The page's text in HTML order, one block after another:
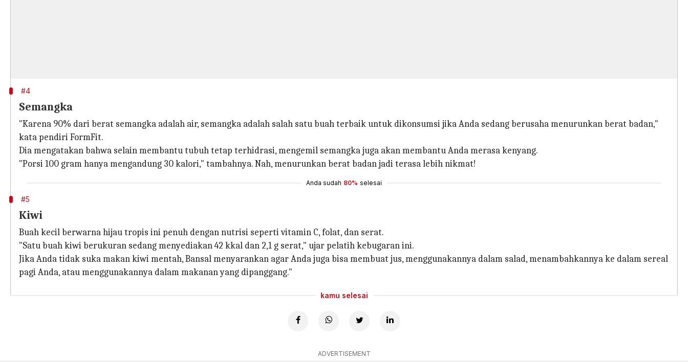
#4
Semangka
"Karena 90% dari berat semangka adalah air, semangka adalah salah satu buah terbaik untuk dikonsumsi jika Anda sedang berusaha menurunkan berat badan,"
kata pendiri FormFit.
Dia mengatakan bahwa selain membantu tubuh tetap terhidrasi, mengemil semangka juga akan membantu Anda merasa kenyang.
"Porsi 100 gram hanya mengandung 30 kalori," tambahnya. Nah, menurunkan berat badan jadi terasa lebih nikmat!
Anda sudah 80% selesai
#5
Kiwi
Buah kecil berwarna hijau tropis ini penuh dengan nutrisi seperti vitamin C, folat, dan serat.
"Satu buah kiwi berukuran sedang menyediakan 42 kkal dan 2,1 g serat," ujar pelatih kebugaran ini.
Jika Anda tidak suka makan kiwi mentah, Bansal menyarankan agar Anda juga bisa membuat jus, menggunakannya dalam salad, menambahkannya ke dalam sereal
pagi Anda, atau menggunakannya dalam makanan yang dipanggang."
kamu selesai
ADVERTISEMENT